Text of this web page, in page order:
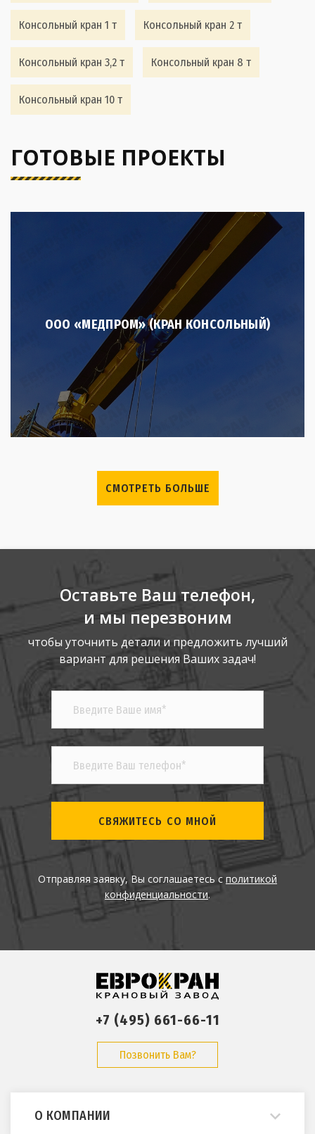
Консольный кран 1 т Консольный кран 2 т
Консольный кран 3,2 т Консольный кран 8 т
Консольный кран 10 т
ГОТОВЫЕ ПРОЕКТЫ
ООО «МЕДПРОМ» (КРАН КОНСОЛЬНЫЙ)
СМОТРЕТЬ БОЛЬШЕ
Оставьте Ваш телефон,
и мы перезвоним
чтобы уточнить детали и предложить лучший
вариант для решения Ваших задач!
СВЯЖИТЕСЬ СО МНОЙ
Отправляя заявку, Вы соглашаетесь сполитикой
конфиденциальности.
+7 (495) 661-66-11
Позвонить Вам?
О КОМПАНИИ